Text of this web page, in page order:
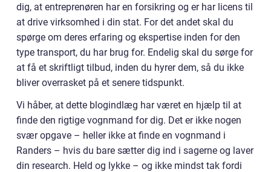
dig, at entreprenøren har en forsikring og er har licens til
at drive virksomhed i din stat. For det andet skal du
spørge om deres erfaring og ekspertise inden for den
type transport, du har brug for. Endelig skal du sørge for
at få et skriftligt tilbud, inden du hyrer dem, så du ikke
bliver overrasket på et senere tidspunkt.
Vi håber, at dette blogindlæg har været en hjælp til at
finde den rigtige vognmand for dig. Det er ikke nogen
svær opgave – heller ikke at finde en vognmand i
Randers – hvis du bare sætter dig ind i sagerne og laver
din research. Held og lykke – og ikke mindst tak fordi